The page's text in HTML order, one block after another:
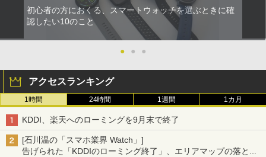
初心者の方におくる、スマートウォッチを選ぶときに確
認したい10のこと
● ● ●
アクセスランキング
1時間 24時間 1週間 1カ月
KDDI、楽天へのローミングを9月末で終了
[石川温の「スマホ業界 Watch」]
告げられた「KDDIのローミング終了」、エリアマップの落とし